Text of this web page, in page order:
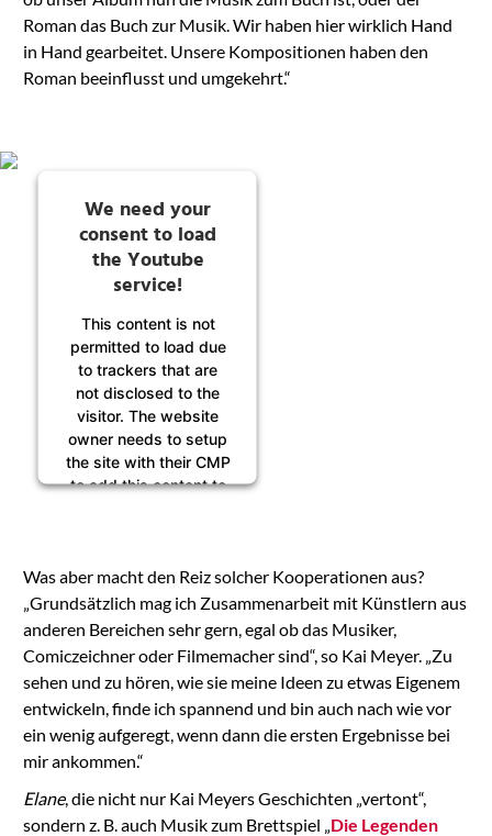
Roman das Buch zur Musik. Wir haben hier wirklich Hand
in Hand gearbeitet. Unsere Kompositionen haben den
Roman beeinflusst und umgekehrt.“
We need your
consent to load
the Youtube
service!
This content is not
permitted to load due
to trackers that are
not disclosed to the
visitor. The website
owner needs to setup
the site with their CMP
to add this content to
Usercentrics Consent
Management
Platform
Was aber macht den Reiz solcher Kooperationen aus?
„Grundsätzlich mag ich Zusammenarbeit mit Künstlern aus
anderen Bereichen sehr gern, egal ob das Musiker,
Comiczeichner oder Filmemacher sind“, so Kai Meyer. „Zu
sehen und zu hören, wie sie meine Ideen zu etwas Eigenem
entwickeln, finde ich spannend und bin auch nach wie vor
ein wenig aufgeregt, wenn dann die ersten Ergebnisse bei
mir ankommen.“
Elane, die nicht nur Kai Meyers Geschichten „vertont“,
sondern z. B. auch Musik zum Brettspiel „Die Legenden